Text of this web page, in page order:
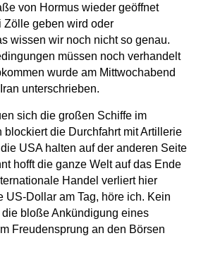
von Hormus wieder geöffnet
Zölle geben wird oder
wissen wir noch nicht so genau.
müssen noch verhandelt
wurde am Mittwochabend
unterschrieben.
sich die großen Schiffe im
blockiert die Durchfahrt mit Artillerie
USA halten auf der anderen Seite
hofft die ganze Welt auf das Ende
Handel verliert hier
US-Dollar am Tag, höre ich. Kein
bloße Ankündigung eines
Freudensprung an den Börsen